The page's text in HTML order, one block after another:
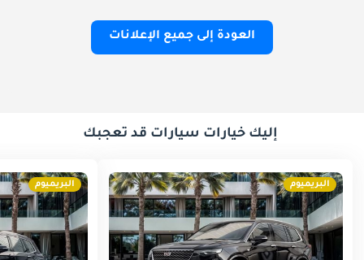
العودة إلى جميع الإعلانات
إليك خيارات سيارات قد تعجبك
البريميوم البريميوم